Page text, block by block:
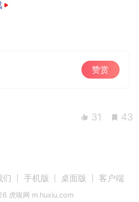
赞赏
31 43
们 手机版 桌面版 客户端
虎嗅网 m.huxiu.com